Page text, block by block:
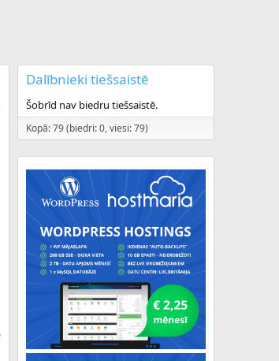
Dalībnieki tiešsaistē
Šobrīd nav biedru tiešsaistē.
Kopā: 79 (biedri: 0, viesi: 79)